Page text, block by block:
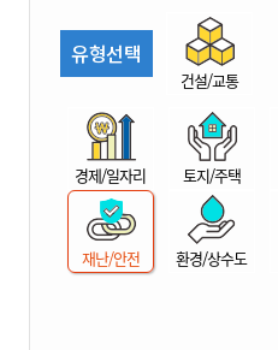
시
산
유형선택
건설/교통
경제/일자리 토지/주택
재난/안전 환경/상수도